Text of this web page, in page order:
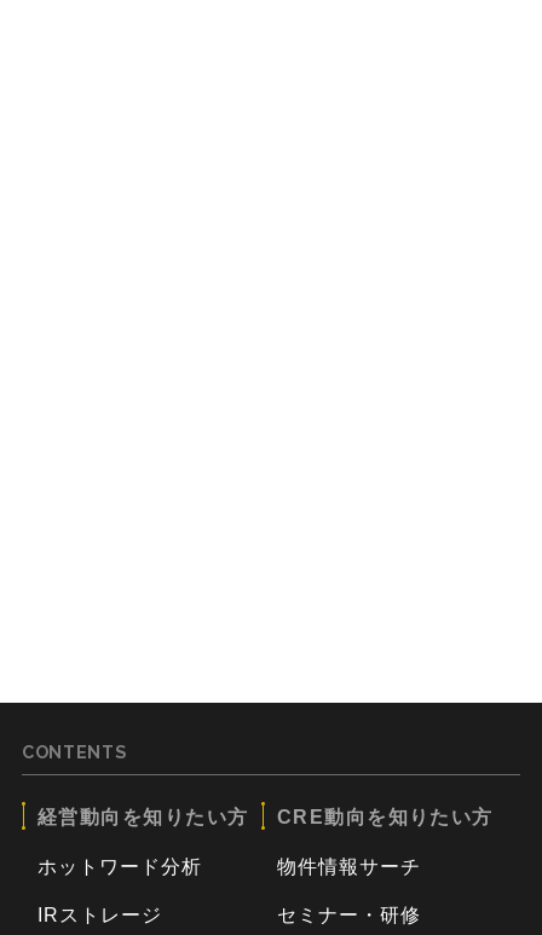
CONTENTS
経営動向を知りたい方
ホットワード分析
IRストレージ
CRE動向を知りたい方
物件情報サーチ
セミナー・研修